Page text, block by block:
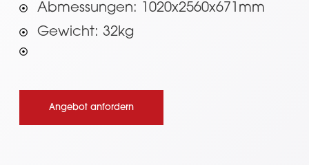
Abmessungen: 1020x2560x671mm
Gewicht: 32kg
Angebot anfordern